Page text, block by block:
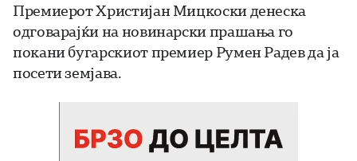
Премиерот Христијан Мицкоски денеска
одговарајќи на новинарски прашања го
покани бугарскиот премиер Румен Радев да ја
посети земјава.